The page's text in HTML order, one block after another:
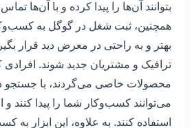
بتوانند آن‌ها را پیدا کرده و با آن‌ها
همچنین، ثبت شغل در گوگل به
بهتر و به راحتی در معرض دید قرار
ترافیک و مشتریان جدید شوند. افرادی
محصولات خاصی می‌گردند، با جستجو
می‌توانند کسب‌وکار شما را پیدا کنند
استفاده کنند. به علاوه، این ابزار به